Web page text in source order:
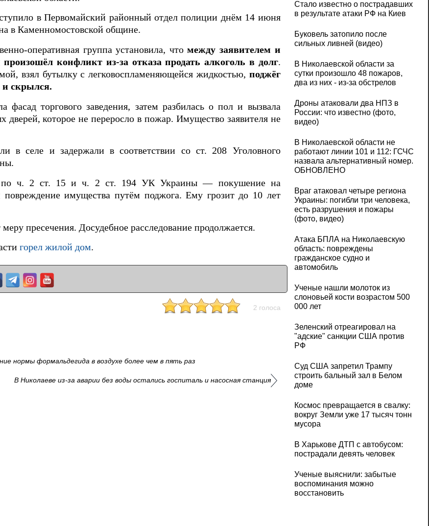
в Первомайский районный отдел полиции днём 14 июня
в Каменномостовской общине.
оперативная группа установила, чтомежду заявителем и
конфликт из-за отказа продать алкоголь в долг.
взял бутылку с легковоспламеняющейся жидкостью, поджёг
и скрылся.
фасад торгового заведения, затем разбилась о пол и вызвала
дверей, которое не переросло в пожар. Имущество заявителя не
в селе и задержали в соответствии со ст. 208 Уголовного
по ч. 2 ст. 15 и ч. 2 ст. 194 УК Украины — покушение на
имущества путём поджога. Ему грозит до 10 лет
пресечения. Досудебное расследование продолжается.
горел жилой дом.
2 голоса
нормы формальдегида в воздухе более чем в пять раз
В Николаеве из-за аварии без воды остались госпиталь и насосная станция
Стало известно о пострадавших
в результате атаки РФ на Киев
Буковель затопило после
сильных ливней (видео)
В Николаевской области за
сутки произошло 48 пожаров,
два из них - из-за обстрелов
Дроны атаковали два НПЗ в
России: что известно (фото,
видео)
В Николаевской области не
работают линии 101 и 112: ГСЧС
назвала альтернативный номер.
ОБНОВЛЕНО
Враг атаковал четыре региона
Украины: погибли три человека,
есть разрушения и пожары
(фото, видео)
Атака БПЛА на Николаевскую
область: повреждены
гражданское судно и
автомобиль
Ученые нашли молоток из
слоновьей кости возрастом 500
000 лет
Зеленский отреагировал на
"адские" санкции США против
РФ
Суд США запретил Трампу
строить бальный зал в Белом
доме
Космос превращается в свалку:
вокруг Земли уже 17 тысяч тонн
мусора
В Харькове ДТП с автобусом:
пострадали девять человек
Ученые выяснили: забытые
воспоминания можно
восстановить